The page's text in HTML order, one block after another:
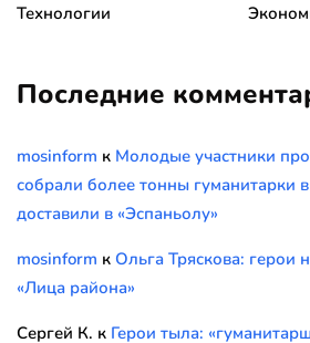
Технологии
Последние
mosinform к Молодые участники
собрали более тонны
доставили в «Эспаньолу»
mosinform к Ольга Тряскова: герои
«Лица района»
Сергей К. к Герои тыла: